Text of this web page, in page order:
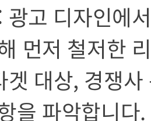
광고 디자인에
먼저 철저한
겟 대상, 경쟁
을 파악합니